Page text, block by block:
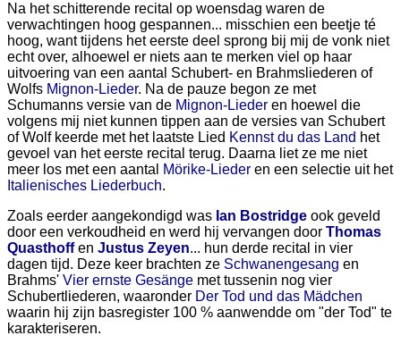
Na het schitterende recital op woensdag waren de
verwachtingen hoog gespannen... misschien een beetje té
hoog, want tijdens het eerste deel sprong bij mij de vonk niet
echt over, alhoewel er niets aan te merken viel op haar
uitvoering van een aantal Schubert- en Brahmsliederen of
Wolfs Mignon-Lieder. Na de pauze begon ze met
Schumanns versie van de Mignon-Lieder en hoewel die
volgens mij niet kunnen tippen aan de versies van Schubert
of Wolf keerde met het laatste Lied Kennst du das Land het
gevoel van het eerste recital terug. Daarna liet ze me niet
meer los met een aantal
Mörike-Lieder en een selectie uit het
Italienisches Liederbuch.
Zoals eerder aangekondigd was Ian Bostridge ook geveld
door een verkoudheid en werd hij vervangen door Thomas
Quasthoffen Justus Zeyen... hun derde recital in vier
dagen tijd. Deze keer brachten ze Schwanengesang en
Brahms' Vier ernste Gesänge met tussenin nog vier
Schubertliederen, waaronder Der Tod und das Mädchen
waarin hij zijn basregister 100 % aanwendde om "der Tod" te
karakteriseren.